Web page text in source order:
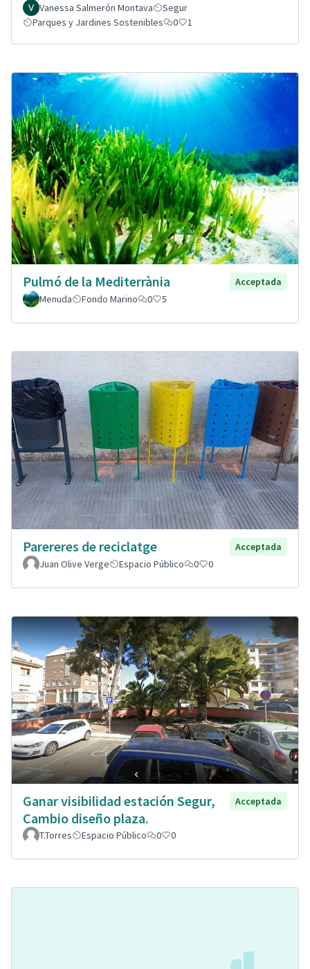
Vanessa Salmerón Montava
Segur
Parques y Jardines Sostenibles
0 1
Pulmó de la Mediterrània
Acceptada
Menuda
Fondo Marino 0 5
Parereres de reciclatge
Acceptada
Juan Olive Verge
Espacio Público 0 0
Ganar visibilidad estación Segur,
Cambio diseño plaza.
Acceptada
T.Torres Espacio Público 0 0